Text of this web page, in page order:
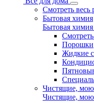
Смотреть весь
Бытовая химия
Бытовая химия
Смотреть
Порошки
Жидкие
Чистящие,
Чистящие,